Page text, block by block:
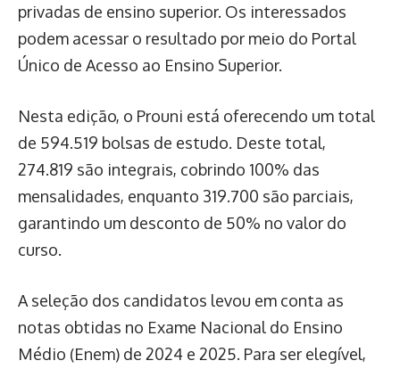
privadas de ensino superior. Os interessados
podem acessar o resultado por meio do Portal
Único de Acesso ao Ensino Superior.
Nesta edição, o Prouni está oferecendo um total
de 594.519 bolsas de estudo. Deste total,
274.819 são integrais, cobrindo 100% das
mensalidades, enquanto 319.700 são parciais,
garantindo um desconto de 50% no valor do
curso.
A seleção dos candidatos levou em conta as
notas obtidas no Exame Nacional do Ensino
Médio (Enem) de 2024 e 2025. Para ser elegível,